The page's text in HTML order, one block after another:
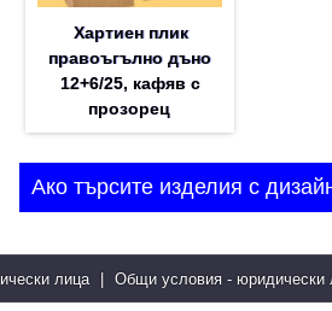
Хартиен плик
правоъгълно дъно
12+6/25, кафяв с
прозорец
Ако търсите изделия с
лица Общи условия - юридически